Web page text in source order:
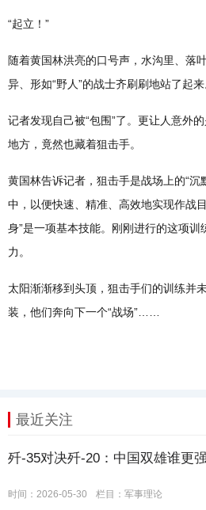
“起立！”
随着黄国林洪亮的口号声，水沟里、落
异、形如“野人”的战士齐刷刷地站了起来
记者发现自己被“包围”了。更让人意外
地方，竟然也藏着狙击手。
黄国林告诉记者，狙击手是战场上的“沉
中，以便快速、精准、高效地实现作战
身”是一项基本技能。刚刚进行的这项
力。
太阳渐渐移到头顶，狙击手们的训练并
装，他们奔向下一个“战场”……
最近关注
歼-35对决歼-20：中国双雄谁更
时间：2026-05-30 栏目： 军事理论